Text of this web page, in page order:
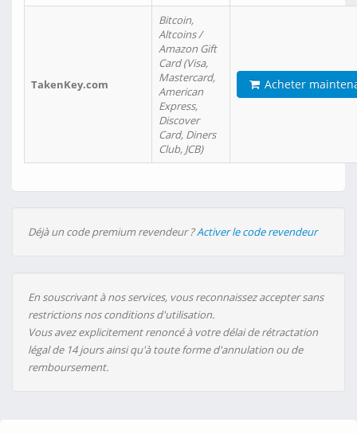
TakenKey.com
Bitcoin,
Altcoins /
Amazon Gift
Card (Visa,
Mastercard,
American
Express,
Discover
Card, Diners
Club, JCB)
Acheter
Déjà un code premium revendeur ?Activer le code revendeur
En souscrivant à nos services, vous reconnaissez accepter sans
restrictions nos conditions d'utilisation.
Vous avez explicitement renoncé à votre délai de rétractation
légal de 14 jours ainsi qu'à toute forme d'annulation ou de
remboursement.